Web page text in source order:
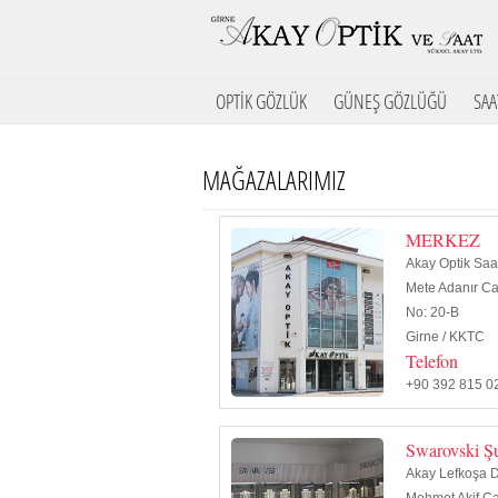
OPTİK GÖZLÜK GÜNEŞ GÖZLÜĞÜ
MAĞAZALARIMIZ
MERKEZ
Akay Optik
Mete Adanır
No: 20-B
Girne / KKTC
Telefon
+90 392 815
Swarovski
Akay Lefkoşa